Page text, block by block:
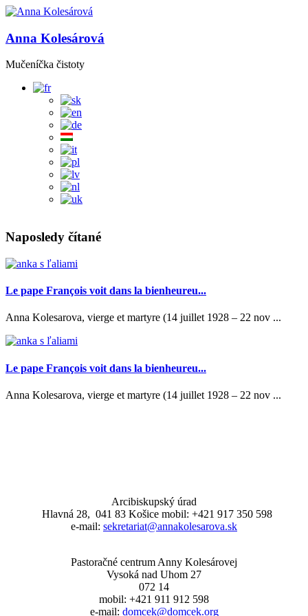
Anna Kolesárová
Mučeníčka čistoty
Naposledy čítané
Le pape François voit dans la bienheureu...
Anna Kolesarova, vierge et martyre (14 juillet 1928 – 22 nov ...
Le pape François voit dans la bienheureu...
Anna Kolesarova, vierge et martyre (14 juillet 1928 – 22 nov ...
Arcibiskupský úrad
Hlavná 28, 041 83 Košice mobil: +421 917 350 598
e-mail: sekretariat@annakolesarova.sk
Pastoračné centrum Anny Kolesárovej
Vysoká nad Uhom 27
072 14
mobil: +421 911 912 598
e-mail: domcek@domcek.org